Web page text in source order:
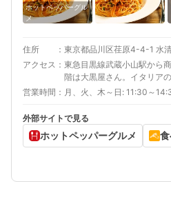
ホットペッパーグル
メ
住所
東京都品川区荏原4-4-1 水
アクセス
東急目黒線武蔵小山駅から
階は大黒屋さん。イタリア
営業時間
月、火、木～日: 11:30～
外部サイトで見る
ホットペッパーグルメ